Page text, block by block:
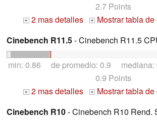
2.7 Points
+ 2 mas detalles +
Mostrar tabla
Cinebench R11.5- Cinebench R11.5
min: 0.86 de promedio: 0.9 mediana:
0.9 Points
+ 2 mas detalles +
Mostrar tabla
Cinebench R10- Cinebench R10 Rend.